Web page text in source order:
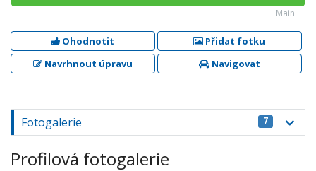
Main
Ohodnotit
Přidat fotku
Navrhnout úpravu
Navigovat
Fotogalerie 7
Profilová fotogalerie